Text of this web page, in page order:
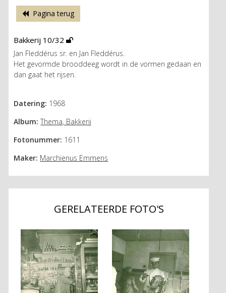
Pagina terug
Bakkerij 10/32
Jan Fleddérus sr. en Jan Fleddérus.
Het gevormde brooddeeg wordt in de vormen gedaan en
dan gaat het rijsen.
Datering: 1968
Album: Thema, Bakkerij
Fotonummer: 1611
Maker: Marchienus Emmens
GERELATEERDE FOTO'S